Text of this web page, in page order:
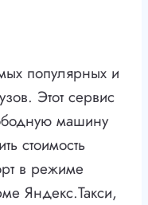
популярных и
Этот сервис
машину
стоимость
в режиме
Яндекс.Такси,